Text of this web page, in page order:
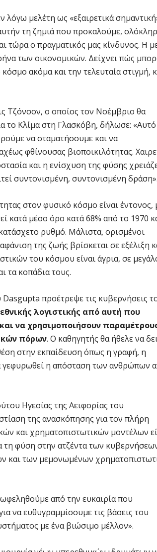
μελέτη ως «εξαιρετικά
τη ζημιά που προκαλούμε,
τώρα ο πραγματικός μας κίνδυνος. Η
των οικονομικών. Δείχνει πώς
ακόμα και την τελευταία στιγμή,
Τζόνσον, ο οποίος τον Νοέμβριο θα
το Κλίμα στη Γλασκόβη, δήλωσε:
να σταματήσουμε και να
φθίνουσας βιοποικιλότητας.
και η ενίσχυση της φύσης
συντονισμένη, συντονισμένη δράση».
στον φυσικό κόσμο είναι έντονος,
μέσο όρο κατά 68% από το 1970
ρυθμό. Μάλιστα, ορισμένοι
της ζωής βρίσκεται σε εξέλιξη
του κόσμου είναι άγρια, σε
τα κοπάδια τους.
Dasgupta προέτρεψε τις κυβερνήσεις
λογιστικής από αυτή που
να χρησιμοποιήσουν
πόρων. Ο καθηγητής θα ήθελε να
στην εκπαίδευση όπως η γραφή, η
γεφυρωθεί η απόσταση των ανθρώπων
Ηγεσίας της Αειφορίας του
της ανασκόπησης για τον πλήρη
και χρηματοπιστωτικών μοντέλων
τη φύση στην ατζέντα των
και των μεμονωμένων
από την ευκαιρία που
να ευθυγραμμίσουμε τις βάσεις του
με ένα βιώσιμο μέλλον».